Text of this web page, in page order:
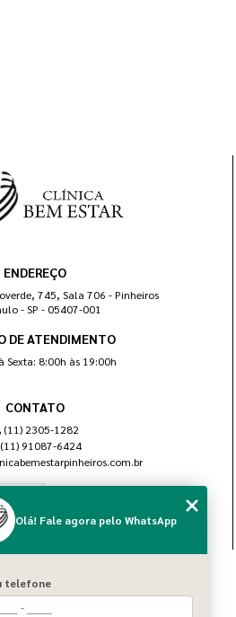
ENDEREÇO
745, Sala 706 - Pinheiros
- SP - 05407-001
DE ATENDIMENTO
Sexta: 8:00h às 19:00h
CONTATO
(11) 2305-1282
(11) 91087-6424
Home
Sobre nós
Olá! Fale agora pelo WhatsApp
telefone